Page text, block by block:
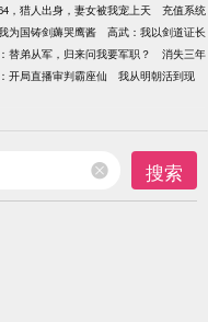
，猎人出身，妻女被我宠上天
充值系统
为国铸剑薅哭鹰酱
高武：我以剑道证长
替弟从军，归来问我要军职？
消失三年
开局直播审判霸座仙 我从明朝活到现
搜索